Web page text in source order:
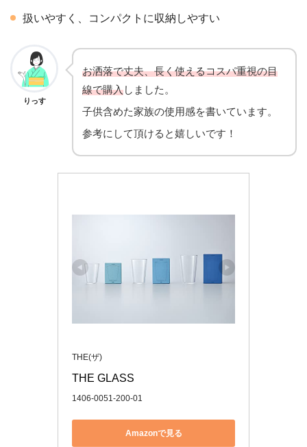
扱いやすく、コンパクトに収納しやすい
りっす
お洒落で丈夫、長く使えるコスパ重視の目
線で購入しました。
子供含めた家族の使用感を書いています。
参考にして頂けると嬉しいです！
THE(ザ)
THE GLASS
1406-0051-200-01
Amazonで見る